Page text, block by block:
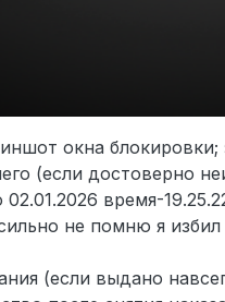
окна блокировки;
(если достоверно
02.01.2026 время-
не помню я
(если выдано